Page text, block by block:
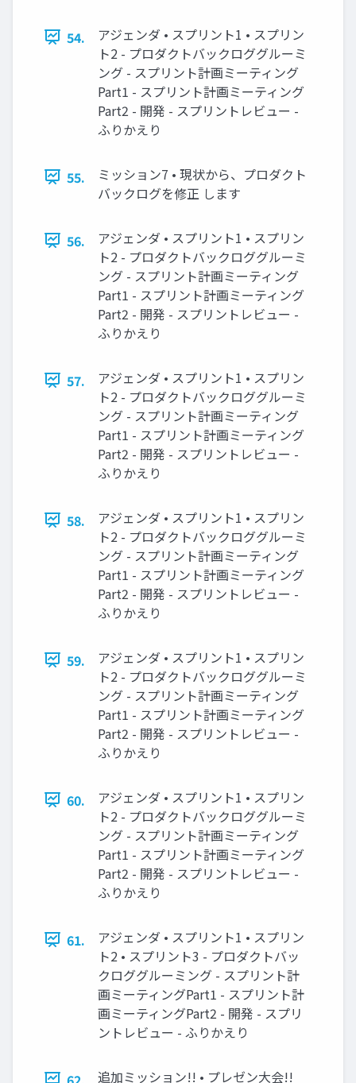
54.
アジェンダ • スプリント1 • スプリン
ト2 - プロダクトバックロググルーミ
ング - スプリント計画ミーティング
Part1 - スプリント計画ミーティング
Part2 - 開発 - スプリントレビュー -
ふりかえり
55.
ミッション7 • 現状から、プロダクト
バックログを修正 します
56.
アジェンダ • スプリント1 • スプリン
ト2 - プロダクトバックロググルーミ
ング - スプリント計画ミーティング
Part1 - スプリント計画ミーティング
Part2 - 開発 - スプリントレビュー -
ふりかえり
57.
アジェンダ • スプリント1 • スプリン
ト2 - プロダクトバックロググルーミ
ング - スプリント計画ミーティング
Part1 - スプリント計画ミーティング
Part2 - 開発 - スプリントレビュー -
ふりかえり
58.
アジェンダ • スプリント1 • スプリン
ト2 - プロダクトバックロググルーミ
ング - スプリント計画ミーティング
Part1 - スプリント計画ミーティング
Part2 - 開発 - スプリントレビュー -
ふりかえり
59.
アジェンダ • スプリント1 • スプリン
ト2 - プロダクトバックロググルーミ
ング - スプリント計画ミーティング
Part1 - スプリント計画ミーティング
Part2 - 開発 - スプリントレビュー -
ふりかえり
60.
アジェンダ • スプリント1 • スプリン
ト2 - プロダクトバックロググルーミ
ング - スプリント計画ミーティング
Part1 - スプリント計画ミーティング
Part2 - 開発 - スプリントレビュー -
ふりかえり
61.
アジェンダ • スプリント1 • スプリン
ト2 • スプリント3 - プロダクトバッ
クロググルーミング - スプリント計
画ミーティングPart1 - スプリント計
画ミーティングPart2 - 開発 - スプリ
ントレビュー - ふりかえり
追加ミッション!! • プレゼン大会!!